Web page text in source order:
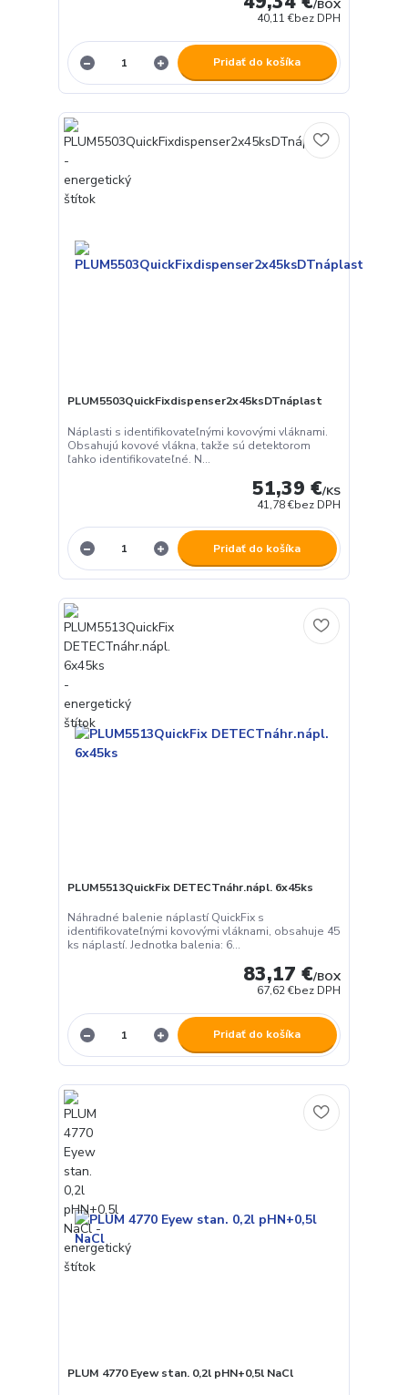
/BOX
40,11 €bez DPH
Pridať do košíka
PLUM5503QuickFixdispenser2x45ksDTnáplast
Náplasti s identifikovateľnými kovovými vláknami.
Obsahujú kovové vlákna, takže sú detektorom
ľahko identifikovateľné. N...
51,39 €/KS
41,78 €bez DPH
Pridať do košíka
PLUM5513QuickFix DETECTnáhr.nápl. 6x45ks
Náhradné balenie náplastí QuickFix s
identifikovateľnými kovovými vláknami, obsahuje 45
ks náplastí. Jednotka balenia: 6...
83,17 €/BOX
67,62 €bez DPH
Pridať do košíka
PLUM 4770 Eyew stan. 0,2l pHN+0,5l NaCl